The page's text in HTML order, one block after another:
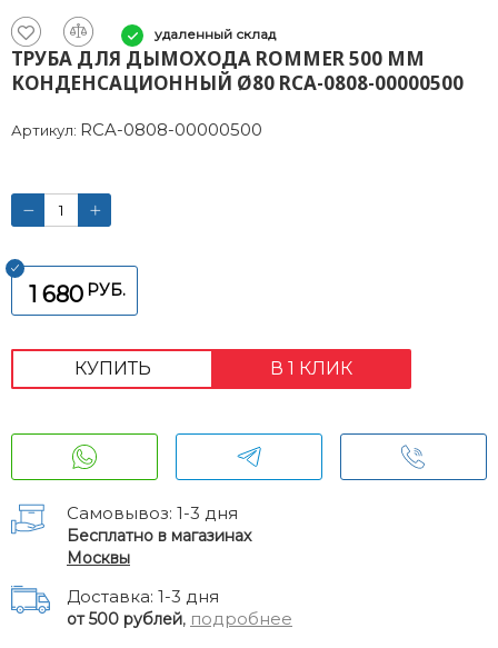
удаленный склад
ТРУБА ДЛЯ ДЫМОХОДА ROMMER 500 ММ
КОНДЕНСАЦИОННЫЙ Ø80 RCA-0808-00000500
Артикул: RCA-0808-00000500
1 680 РУБ.
КУПИТЬ В 1 КЛИК
Самовывоз: 1-3 дня
Бесплатно в магазинах
Москвы
Доставка: 1-3 дня
от 500 рублей, подробнее